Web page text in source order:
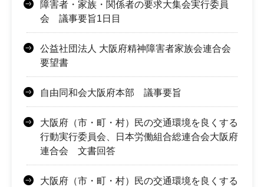
障害者・家族・関係者の要求大集会実行委員
会 議事要旨1日目
公益社団法人 大阪府精神障害者家族会連合会
要望書
自由同和会大阪府本部 議事要旨
大阪府（市・町・村）民の交通環境を良くする
行動実行委員会、日本労働組合総連合会大阪府
連合会 文書回答
大阪府（市・町・村）民の交通環境を良くする